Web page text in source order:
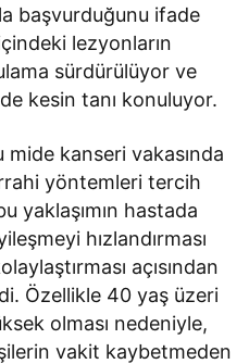
başvurduğunu ifade
lezyonların
sürdürülüyor ve
kesin tanı konuluyor.
kanseri vakasında
yöntemleri tercih
yaklaşımın hastada
hızlandırması
açısından
Özellikle 40 yaş üzeri
olması nedeniyle,
vakit kaybetmeden